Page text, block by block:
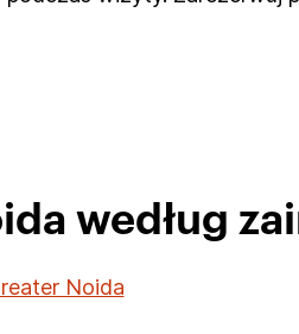
według
Noida